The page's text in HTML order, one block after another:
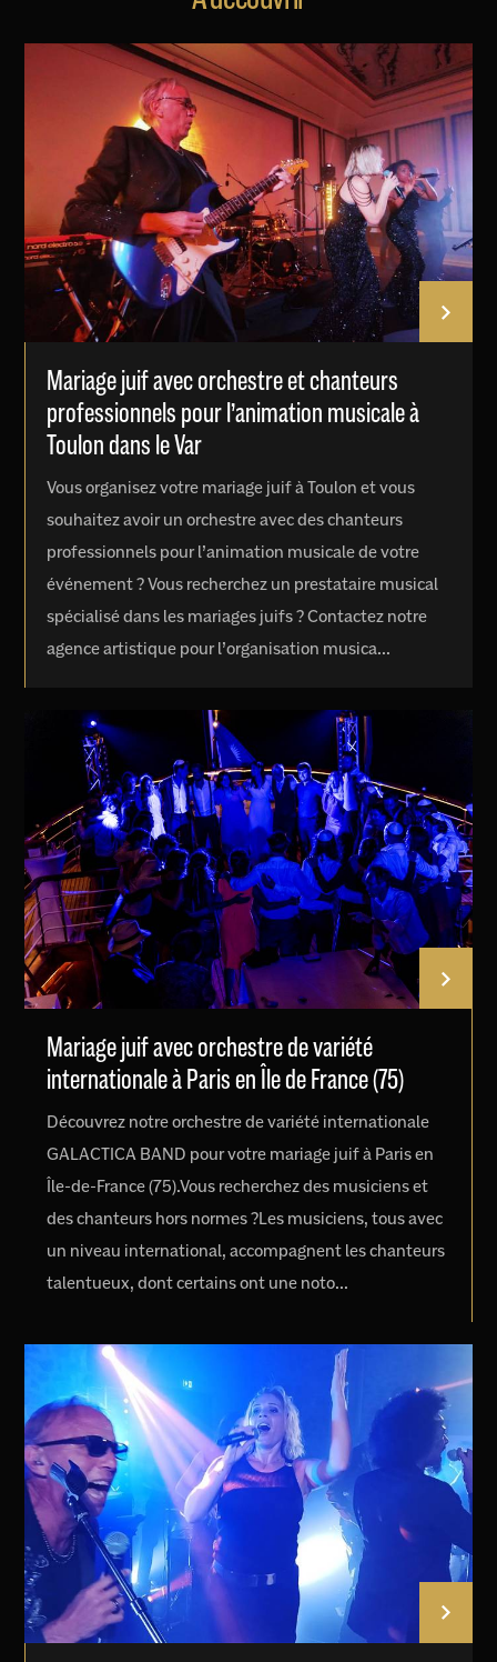
Mariage juif avec orchestre et chanteurs
professionnels pour l’animation musicale à
Toulon dans le Var
Vous organisez votre mariage juif à Toulon et vous
souhaitez avoir un orchestre avec des chanteurs
professionnels pour l’animation musicale de votre
événement ? Vous recherchez un prestataire musical
spécialisé dans les mariages juifs ? Contactez notre
agence artistique pour l’organisation musica...
Mariage juif avec orchestre de variété
internationale à Paris en Île de France (75)
Découvrez notre orchestre de variété internationale
GALACTICA BAND pour votre mariage juif à Paris en
Île-de-France (75).Vous recherchez des musiciens et
des chanteurs hors normes ?Les musiciens, tous avec
un niveau international, accompagnent les chanteurs
talentueux, dont certains ont une noto...